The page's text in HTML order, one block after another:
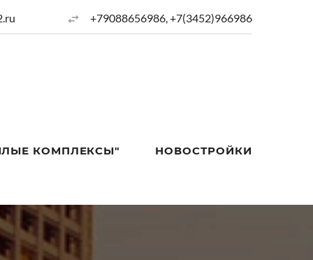
+79088656986, +7(3452)966986
КОМПЛЕКСЫ" НОВОСТРОЙКИ